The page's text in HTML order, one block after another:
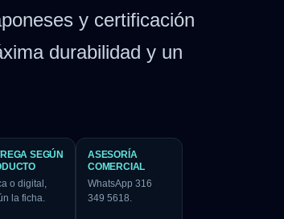
y certificación
durabilidad y un
SEGÚN
o digital,
la ficha.
ASESORÍA
COMERCIAL
WhatsApp 316
349 5618.